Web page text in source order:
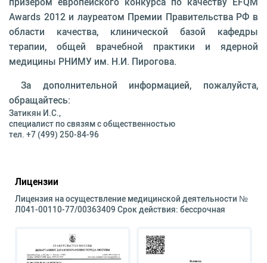
Awards 2012 и лауреатом Премии Правительства РФ в
области качества, клинической базой кафедры
терапии, общей врачебной практики и ядерной
медицины РНИМУ им. Н.И. Пирогова.
За дополнительной информацией, пожалуйста,
обращайтесь:
Затикян И.С.,
специалист по связям с общественностью
тел. +7 (499) 250-84-96
Лицензии
Лицензия на осуществление медицинской деятельности №
Л041-00110-77/00363409 Срок действия: бессрочная